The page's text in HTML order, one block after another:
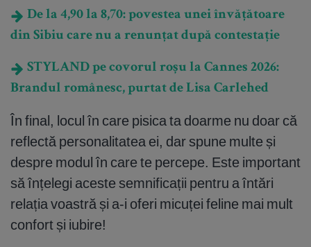
De la 4,90 la 8,70: povestea unei învățătoare
din Sibiu care nu a renunțat după contestație
STYLAND pe covorul roșu la Cannes 2026:
Brandul românesc, purtat de Lisa Carlehed
În final, locul în care pisica ta doarme nu doar că
reflectă personalitatea ei, dar spune multe și
despre modul în care te percepe. Este important
să înțelegi aceste semnificații pentru a întări
relația voastră și a-i oferi micuței feline mai mult
confort și iubire!